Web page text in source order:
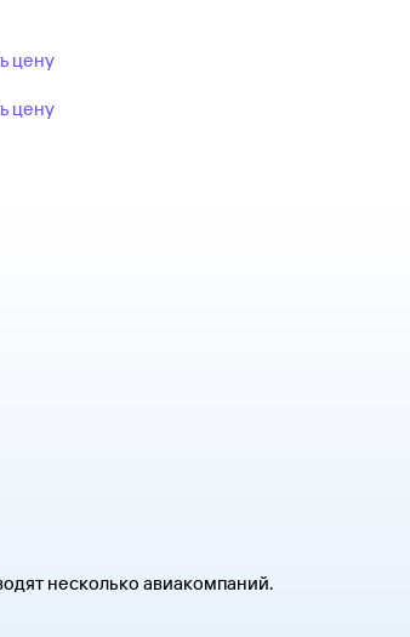
цену
цену
несколько авиакомпаний.